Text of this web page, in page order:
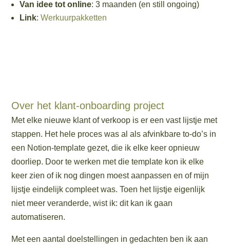
Van idee tot online: 3 maanden (en still ongoing)
Link:Werkuurpakketten
Over het klant-onboarding project
Met elke nieuwe klant of verkoop is er een vast lijstje met
stappen. Het hele proces was al als afvinkbare to-do’s in
een Notion-template gezet, die ik elke keer opnieuw
doorliep. Door te werken met die template kon ik elke
keer zien of ik nog dingen moest aanpassen en of mijn
lijstje eindelijk compleet was. Toen het lijstje eigenlijk
niet meer veranderde, wist ik: dit kan ik gaan
automatiseren.
Met een aantal doelstellingen in gedachten ben ik aan